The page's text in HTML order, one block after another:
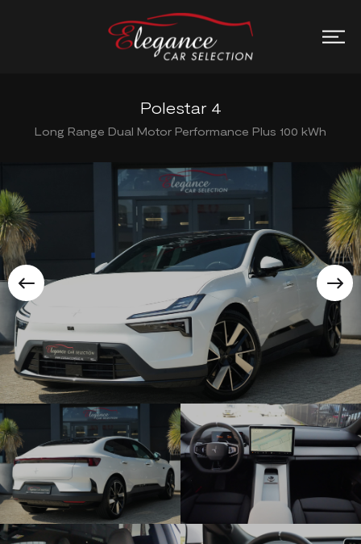
Polestar 4
Long Range Dual Motor Performance Plus 100 kWh